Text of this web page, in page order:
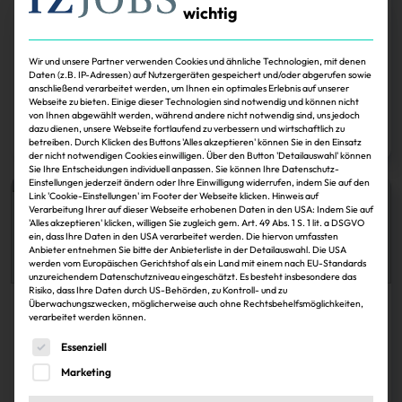
Köpfe
Aufsichtsrat berufen
Sonja Smalian 30.11.2024
Zum Artikel
Karriere
„Der Award ist nur ein Meilenstein, aber ein
schöner“
wichtig
Wir und unsere Partner verwenden Cookies und ähnliche Technologien, mit denen
Daten (z.B. IP-Adressen) auf Nutzergeräten gespeichert und/oder abgerufen sowie
anschließend verarbeitet werden, um Ihnen ein optimales Erlebnis auf unserer
Webseite zu bieten. Einige dieser Technologien sind notwendig und können nicht
von Ihnen abgewählt werden, während andere nicht notwendig sind, uns jedoch
dazu dienen, unsere Webseite fortlaufend zu verbessern und wirtschaftlich zu
betreiben. Durch Klicken des Buttons 'Alles akzeptieren' können Sie in den Einsatz
der nicht notwendigen Cookies einwilligen. Über den Button 'Detailauswahl' können
Sie Ihre Entscheidungen individuell anpassen. Sie können Ihre Datenschutz-
Einstellungen jederzeit ändern oder Ihre Einwilligung widerrufen, indem Sie auf den
Link 'Cookie-Einstellungen' im Footer der Webseite klicken. Hinweis auf
Verarbeitung Ihrer auf dieser Webseite erhobenen Daten in den USA: Indem Sie auf
'Alles akzeptieren' klicken, willigen Sie zugleich gem. Art. 49 Abs. 1 S. 1 lit. a DSGVO
ein, dass Ihre Daten in den USA verarbeitet werden. Die hiervon umfassten
Anbieter entnehmen Sie bitte der Anbieterliste in der Detailauswahl. Die USA
werden vom Europäischen Gerichtshof als ein Land mit einem nach EU-Standards
unzureichendem Datenschutzniveau eingeschätzt. Es besteht insbesondere das
Risiko, dass Ihre Daten durch US-Behörden, zu Kontroll- und zu
Überwachungszwecken, möglicherweise auch ohne Rechtsbehelfsmöglichkeiten,
verarbeitet werden können.
Es folgt eine Liste der Service-Gruppen, für die eine
Essenziell
Marketing